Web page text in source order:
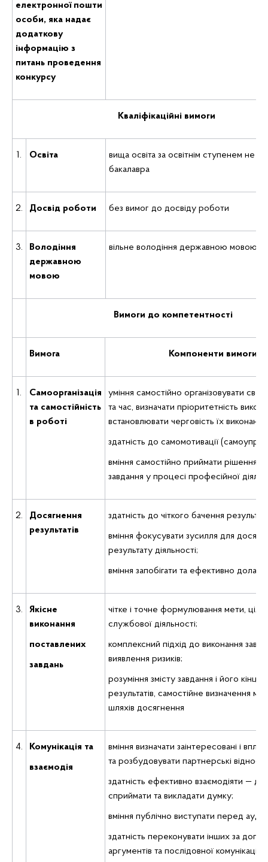
електронної пошти
особи, яка надає
додаткову
інформацію з
питань проведення
конкурсу
Кваліфікаційні вимоги
1. Освіта
вища освіта за освітнім ступенем не
бакалавра
2. Досвід роботи без вимог до досвіду роботи
3.
Володіння
державною
мовою
вільне володіння державною мовою
Вимоги до компетентності
Вимога Компоненти вимоги
1.
Самоорганізація
та самостійність
в роботі
уміння самостійно організовувати свою
та час, визначати пріоритетність
встановлювати черговість їх виконання;
здатність до самомотивації
вміння самостійно приймати рішення i
завдання у процесі професійної
2.
Досягнення
результатів
здатність до чіткого бачення
вміння фокусувати зусилля для
результату діяльності;
вміння запобігати та ефективно
3.
Якісне
виконання
поставлених
завдань
чітке i точне формулювання мети,
службової діяльності;
комплексний підхід до виконання
виявлення ризиків;
розуміння змісту завдання i його
результатів, самостійне визначення
шляхів досягнення
4. Комунікація та
взаємодія
вміння визначати заінтересовані i
та розбудовувати партнерські
здатність ефективно взаємодіяти —
сприймати та викладати думку;
вміння публічно виступати перед
здатність переконувати інших за
аргументів та послідовної комунікації